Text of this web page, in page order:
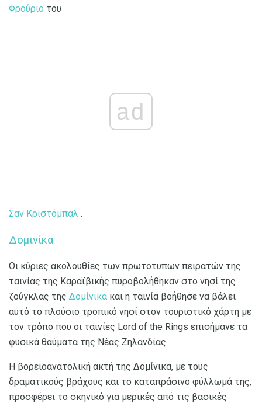
Φρούριο του
ad
Σαν Κριστόμπαλ .
Δομινίκα
Οι κύριες ακολουθίες των πρωτότυπων πειρατών της
ταινίας της Καραϊβικής πυροβολήθηκαν στο νησί της
ζούγκλας της Δομίνικα και η ταινία βοήθησε να βάλει
αυτό το πλούσιο τροπικό νησί στον τουριστικό χάρτη με
τον τρόπο που οι ταινίες Lord of the Rings επισήμανε τα
φυσικά θαύματα της Νέας Ζηλανδίας.
Η βορειοανατολική ακτή της Δομίνικα, με τους
δραματικούς βράχους και το καταπράσινο φύλλωμά της,
προσφέρει το σκηνικό για μερικές από τις βασικές